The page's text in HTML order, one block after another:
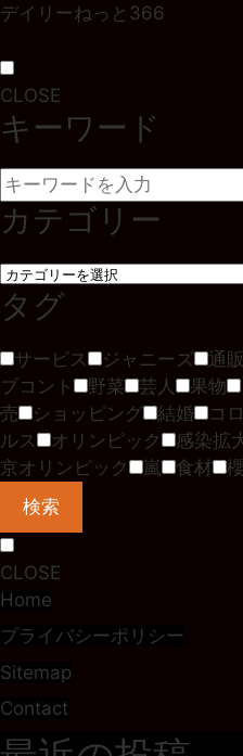
デイリーねっと366
CLOSE
キーワード
カテゴリー
タグ
サービス ジャニーズ 通販
ブコント
野菜 芸人 果物
売
ショッピング 結婚 コ
ルス
オリンピック 感染拡
京オリンピック
嵐 食材
検索
CLOSE
Home
プライバシーポリシー
Sitemap
Contact